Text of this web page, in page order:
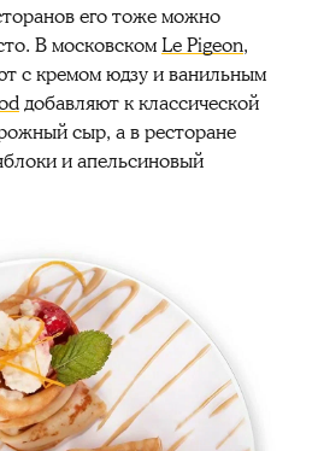
его тоже можно
В московскомLe Pigeon,
с кремом юдзу и ванильным
добавляют к классической
сыр, а в ресторане
и апельсиновый